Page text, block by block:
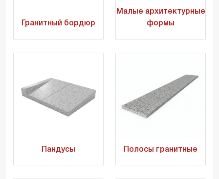
Гранитный бордюр
Малые архитектурные
формы
Пандусы Полосы гранитные